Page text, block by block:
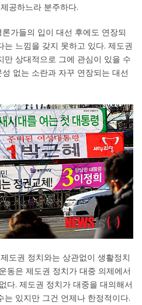
공하느라 분주하다.
가들의 입이 대선 후에도 연장되
느낌을 갖지 못하고 있다. 제도권
만 상대적으로 그에 관심이 있을 수
없는 소란과 자꾸 연장되는 대선
도권 정치와는 상관없이 생활정치
동은 제도권 정치가 대중 의제에서
다. 제도권 정치가 대중을 대의해서
있지만 그건 언제나 한정적이다.